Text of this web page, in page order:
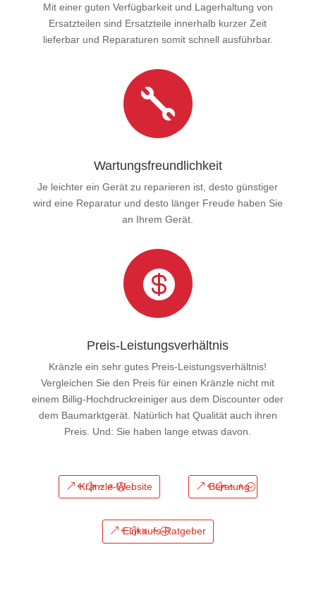
Mit einer guten Verfügbarkeit und Lagerhaltung von
Ersatzteilen sind Ersatzteile innerhalb kurzer Zeit
lieferbar und Reparaturen somit schnell ausführbar.

Wartungsfreundlichkeit
Je leichter ein Gerät zu reparieren ist, desto günstiger
wird eine Reparatur und desto länger Freude haben Sie
an Ihrem Gerät.

Preis-Leistungsverhältnis
Kränzle ein sehr gutes Preis-Leistungsverhältnis!
Vergleichen Sie den Preis für einen Kränzle nicht mit
einem Billig-Hochdruckreiniger aus dem Discounter oder
dem Baumarktgerät. Natürlich hat Qualität auch ihren
Preis. Und: Sie haben lange etwas davon.
Kränzle-Website Beratung
Einkaufs-Ratgeber